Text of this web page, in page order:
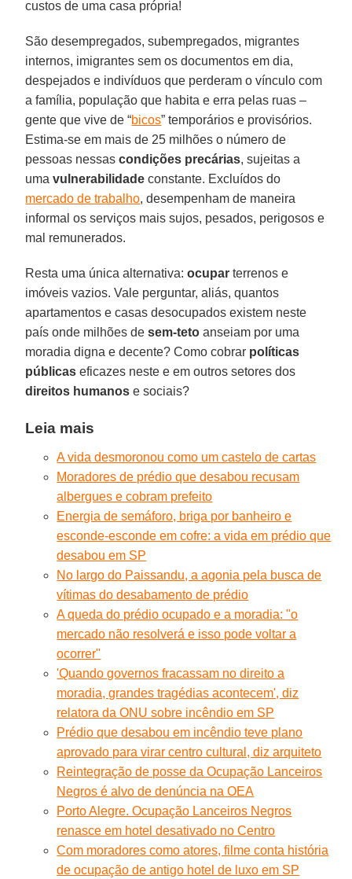
custos de uma casa própria!
São desempregados, subempregados, migrantes
internos, imigrantes sem os documentos em dia,
despejados e indivíduos que perderam o vínculo com
a família, população que habita e erra pelas ruas –
gente que vive de “bicos” temporários e provisórios.
Estima-se em mais de 25 milhões o número de
pessoas nessascondições precárias, sujeitas a
umavulnerabilidade constante. Excluídos do
mercado de trabalho, desempenham de maneira
informal os serviços mais sujos, pesados, perigosos e
mal remunerados.
Resta uma única alternativa:ocupar terrenos e
imóveis vazios. Vale perguntar, aliás, quantos
apartamentos e casas desocupados existem neste
país onde milhões desem-teto anseiam por uma
moradia digna e decente? Como cobrar políticas
públicas eficazes neste e em outros setores dos
direitos humanos e sociais?
Leia mais
A vida desmoronou como um castelo de cartas
Moradores de prédio que desabou recusam
albergues e cobram prefeito
Energia de semáforo, briga por banheiro e
esconde-esconde em cofre: a vida em prédio que
desabou em SP
No largo do Paissandu, a agonia pela busca de
vítimas do desabamento de prédio
A queda do prédio ocupado e a moradia: "o
mercado não resolverá e isso pode voltar a
ocorrer"
'Quando governos fracassam no direito a
moradia, grandes tragédias acontecem', diz
relatora da ONU sobre incêndio em SP
Prédio que desabou em incêndio teve plano
aprovado para virar centro cultural, diz arquiteto
Reintegração de posse da Ocupação Lanceiros
Negros é alvo de denúncia na OEA
Porto Alegre. Ocupação Lanceiros Negros
renasce em hotel desativado no Centro
Com moradores como atores, filme conta história
de ocupação de antigo hotel de luxo em SP